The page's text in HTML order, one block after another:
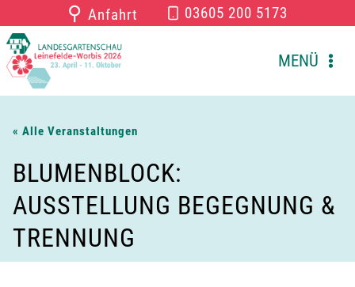
Inhalt
springen
⚲ Anfahrt 03605 200 5173
MENÜ
« Alle Veranstaltungen
BLUMENBLOCK:
AUSSTELLUNG BEGEGNUNG &
TRENNUNG